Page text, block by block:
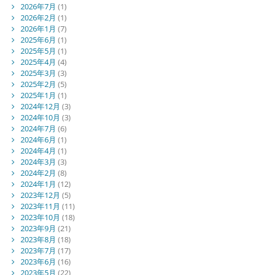
2026年7月 (1)
2026年2月 (1)
2026年1月 (7)
2025年6月 (1)
2025年5月 (1)
2025年4月 (4)
2025年3月 (3)
2025年2月 (5)
2025年1月 (1)
2024年12月 (3)
2024年10月 (3)
2024年7月 (6)
2024年6月 (1)
2024年4月 (1)
2024年3月 (3)
2024年2月 (8)
2024年1月 (12)
2023年12月 (5)
2023年11月 (11)
2023年10月 (18)
2023年9月 (21)
2023年8月 (18)
2023年7月 (17)
2023年6月 (16)
2023年5月 (22)